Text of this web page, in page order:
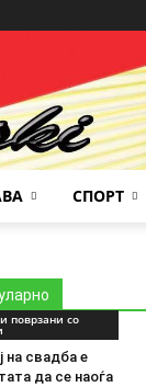
СПОРТ
поврзани со
на свадба е
да се наоѓа